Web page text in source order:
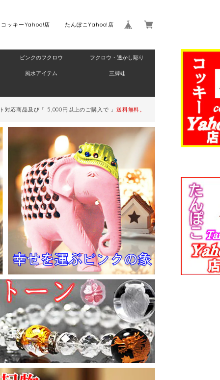
たんぽこYahoo!店
コッキーYahoo!店
Home
ピンクのフクロウ フクロウ・透かし彫り
風水アイテム 三脚蛙
対応商品及び「 5,000円以上のご購入で 」 送料無料。